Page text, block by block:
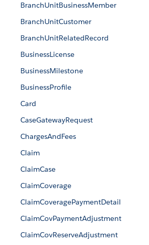
BranchUnitBusinessMember
BranchUnitCustomer
BranchUnitRelatedRecord
BusinessLicense
BusinessMilestone
BusinessProfile
Card
CaseGatewayRequest
ChargesAndFees
Claim
ClaimCase
ClaimCoverage
ClaimCoveragePaymentDetail
ClaimCovPaymentAdjustment
ClaimCovReserveAdjustment